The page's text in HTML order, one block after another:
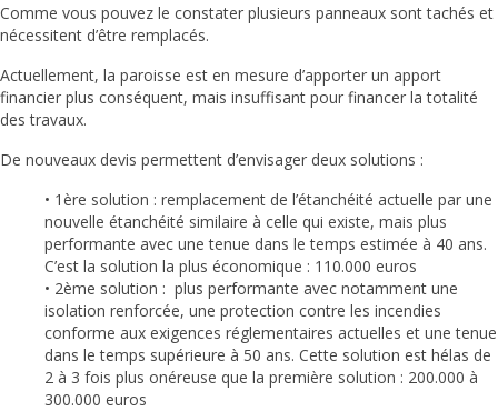
Comme vous pouvez le constater plusieurs panneaux sont tachés et
nécessitent d’être remplacés.
Actuellement, la paroisse est en mesure d’apporter un apport
financier plus conséquent, mais insuffisant pour financer la totalité
des travaux.
De nouveaux devis permettent d’envisager deux solutions :
• 1ère solution : remplacement de l’étanchéité actuelle par une
nouvelle étanchéité similaire à celle qui existe, mais plus
performante avec une tenue dans le temps estimée à 40 ans.
C’est la solution la plus économique : 110.000 euros
• 2ème solution : plus performante avec notamment une
isolation renforcée, une protection contre les incendies
conforme aux exigences réglementaires actuelles et une tenue
dans le temps supérieure à 50 ans. Cette solution est hélas de
2 à 3 fois plus onéreuse que la première solution : 200.000 à
300.000 euros